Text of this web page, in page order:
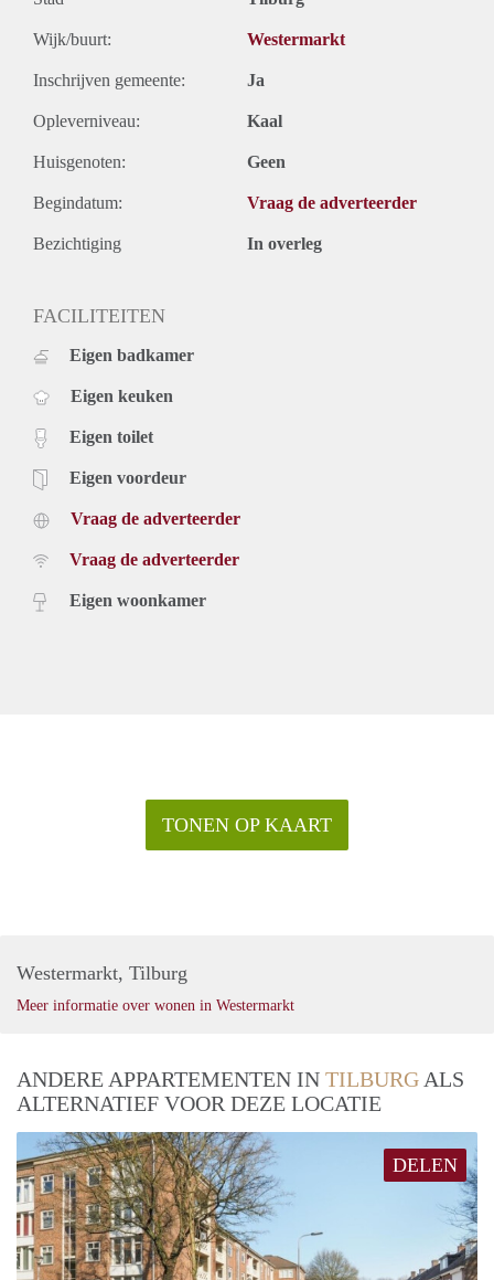
Wijk/buurt: Westermarkt
Inschrijven gemeente: Ja
Opleverniveau: Kaal
Huisgenoten: Geen
Begindatum: Vraag de adverteerder
Bezichtiging In overleg
FACILITEITEN
Eigen badkamer
Eigen keuken
Eigen toilet
Eigen voordeur
Vraag de adverteerder
Vraag de adverteerder
Eigen woonkamer
TONEN OP KAART
Westermarkt, Tilburg
Meer informatie over wonen in Westermarkt
ANDERE APPARTEMENTEN IN TILBURG ALS
ALTERNATIEF VOOR DEZE LOCATIE
DELEN